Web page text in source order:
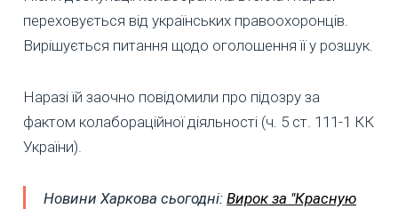
переховується від українських правоохоронців.
Вирішується питання щодо оголошення її у розшук.
Наразі їй заочно повідомили про підозру за
фактом колабораційної діяльності (ч. 5 ст. 111-1 КК
України).
Новини Харкова сьогодні: Вирок за "Красную